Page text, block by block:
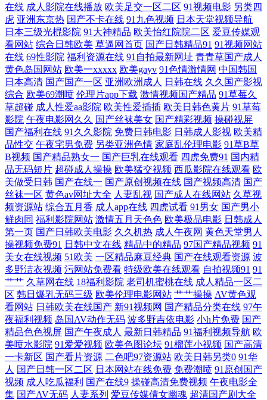
视频二区 成全电影大 欧美一级免费电 最新电影免费观看 精品日韩在 午夜
免费在线视频日韩 豆花tv 日本电影中文字 91入口17 老司机久久 亚洲三级
高清 国产乱轮久久 日韩综合 把女人弄爽大黄A大片片 欧美精品中文字幕
亚洲 宅女福利导航 久久免费毛片基地 亚洲欧美日韩俺去了 国产精品伦一
区二区三 特黄aaaaaaa 成全视频在线观 欧美午夜不卡在线观 中文字幕激情
小说 美熟女高清一区二区 日本色图1 91炮图在线播放 看免费人成va视频
全 影院蜜桃 国产在线观看免费观看不卡 天天日夜 成全视频在线观看在线
欧美亚洲综合精品 最新超碰午夜网站 激情午夜网 午夜理论片yy8 国产精
品女同一区二 日韩欧美偷拍 99视频国产精品 免费韩国电影完整版在线观
看 在线观看亚洲欧美日本 韩国电影在线观看 国产亚洲精品主播在线 亚洲
人成网址在线播放 国产视频一区二区 四虎影院欧美系列 电影天堂bt迅雷
下载 日本操逼网 91在线超 免费a级猛片在线观看 狼人伊人 亚洲综合干 国
产小视频在 丝袜美腿精品视频六区 大香蕉自拍网 人人操碰 91欧美色色 老
在线 成人影院在线播放 欧美足交一区二区 91视频电影 另类四
虎 亚洲东京热 国产不卡在线 91九色视频 日本天堂视频导航
日本三级光棍影院 91大神精品 欧美怡红院院二区 爱豆传媒观
看网站 综合日韩欧美 草逼网首页 国产日韩精品91 91视频网站
在线 69性影院 福利资源在线 91自拍最新网址 青青草国产成人
黄色岛国网站 欧美一xxxxx 欧美gayv 91色情激情网 中国韩国
日本高清 国产国产一区 亚洲欧洲成人 日韩在线 久久国产影视
综合 欧美69潮喷 伦理片app下载 激情视频国产精品 91草莓久
草超碰 成人性爱aa影院 欧美性爱插插 欧美日韩色黄片 91草莓
影院 午夜电影网久久 国产丝袜美女 国产精彩视频 操碰视屏
国产福利在线 91久久影院 免费日韩电影 日韩成人影视 欧美精
品性交 午夜宅男免费 另类亚洲色情 家庭乱伦理电影 91草B草
B视频 国产精品熟女一 国产巨乳在线观看 四虎免费91 国内精
品无码短片 超碰成人操操 欧美猛交视频 西瓜影院在线观看 欧
美做受日韩 国产在线一 国产原创视频在线 国产视频高清 国产
丝袜一区 黄色av网址大全 人妻乱视 国产成人在线网站 久草视
频资源站 综合五月香 成人app在线 四虎试看 91男女 国产男小
鲜肉同 福利影院网站 激情五月天色色 欧美极品电影 日韩成人
第一页 国产日韩欧美电影 久久机热 成人午夜网 黄色天堂男人
操视频免费91 日韩中文在线 精品中的精品 97国产精品视频 91
美女在线视频 51欧美 一区精品麻豆经典 国产在线观看资源 波
多野洁衣视频 污网站免费看 特级欧美在线观看 自拍视频91 91
艹艹 久草网在线 18福利影院 老司机蜜桃在线 成人精品一区二
区 韩日爆乳无码三级 欧美伦理电影网站 艹艹操操 AV黄色观
看网站 日韩欧美在线国产 新91视频网 国产精品分类在线 97午
夜福利视频 岛国AV动作无码 波多野吉依电影 小h片免费 国产
精品色色视屏 国产午夜成人 最新日韩精品 91福利视频导航 欧
美喷水影院 91爱爱视频 欧美色图论坛 91榴莲小视频 国产高清
一卡新区 国产看片资源 二色吧97资源站 欧美日韩另类0 91华
人 国产日韩一区二区 日本网站在线免费 免费潮喷 91原创国产
视频 成人吃瓜福利 国产在线9 操碰高清免费视频 午夜电影全
集 国产AV无码 人妻系列 爱豆传媒倩女幽魂 超清国产剧大全